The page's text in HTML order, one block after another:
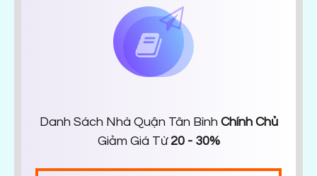
Danh Sách Nhà Quận Tân Bình Chính Chủ
Giảm Giá Từ 20 - 30%